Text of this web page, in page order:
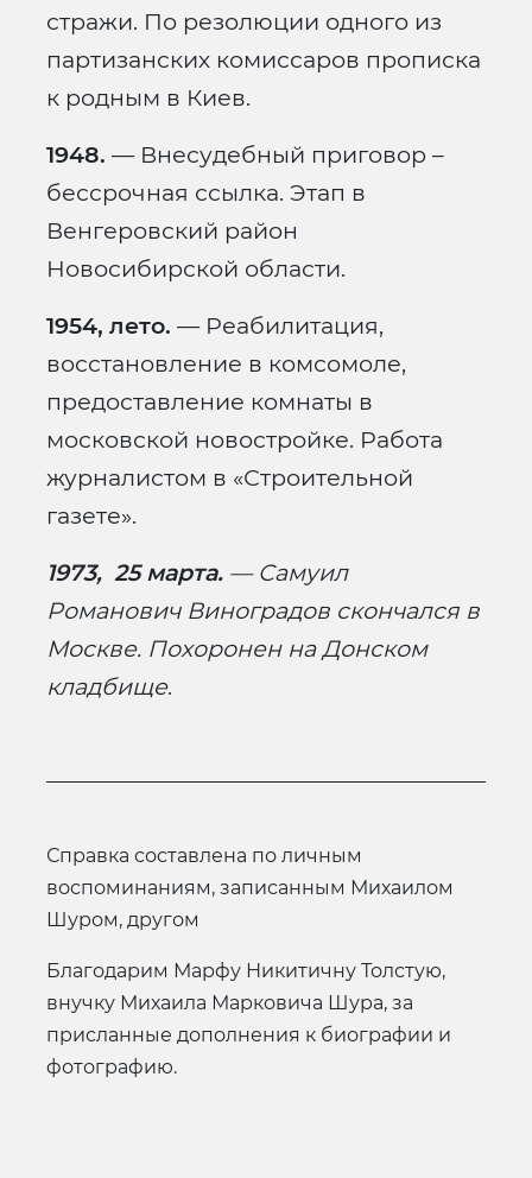
стражи. По резолюции одного из
партизанских комиссаров прописка
к родным в Киев.
1948. — Внесудебный приговор –
бессрочная ссылка. Этап в
Венгеровский район
Новосибирской области.
1954, лето. — Реабилитация,
восстановление в комсомоле,
предоставление комнаты в
московской новостройке. Работа
журналистом в «Строительной
газете».
1973, 25 марта. — Самуил
Романович Виноградов скончался в
Москве. Похоронен на Донском
кладбище.
Справка составлена по личным
воспоминаниям, записанным Михаилом
Шуром, другом
Благодарим Марфу Никитичну Толстую,
внучку Михаила Марковича Шура, за
присланные дополнения к биографии и
фотографию.